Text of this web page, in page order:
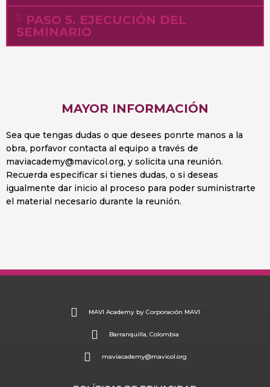
PASO 5. EJECUCIÓN DEL
SEMINARIO
MAYOR INFORMACIÓN
Sea que tengas dudas o que desees ponrte manos a la
obra, porfavor contacta al equipo a través de
maviacademy@mavicol.org, y solicita una reunión.
Recuerda especificar si tienes dudas, o si deseas
igualmente dar inicio al proceso para poder suministrarte
el material necesario durante la reunión.
MAVI Academy by Corporación MAVI
Barranquilla, Colombia
maviacademy@mavicol.org